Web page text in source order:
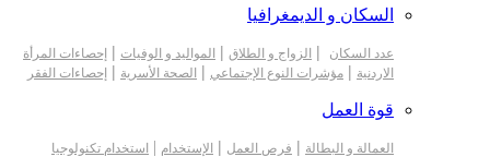
السكان و الديمغرافيا
عدد السكان | الزواج و الطلاق | المواليد و الوفيات | إحصاءات المرأة
الاردنية | مؤشرات النوع الإجتماعي | الصحة الأسرية | إحصاءات الفقر
قوة العمل
العمالة و البطالة | فرص العمل | الإستخدام | استخدام تكنولوجيا